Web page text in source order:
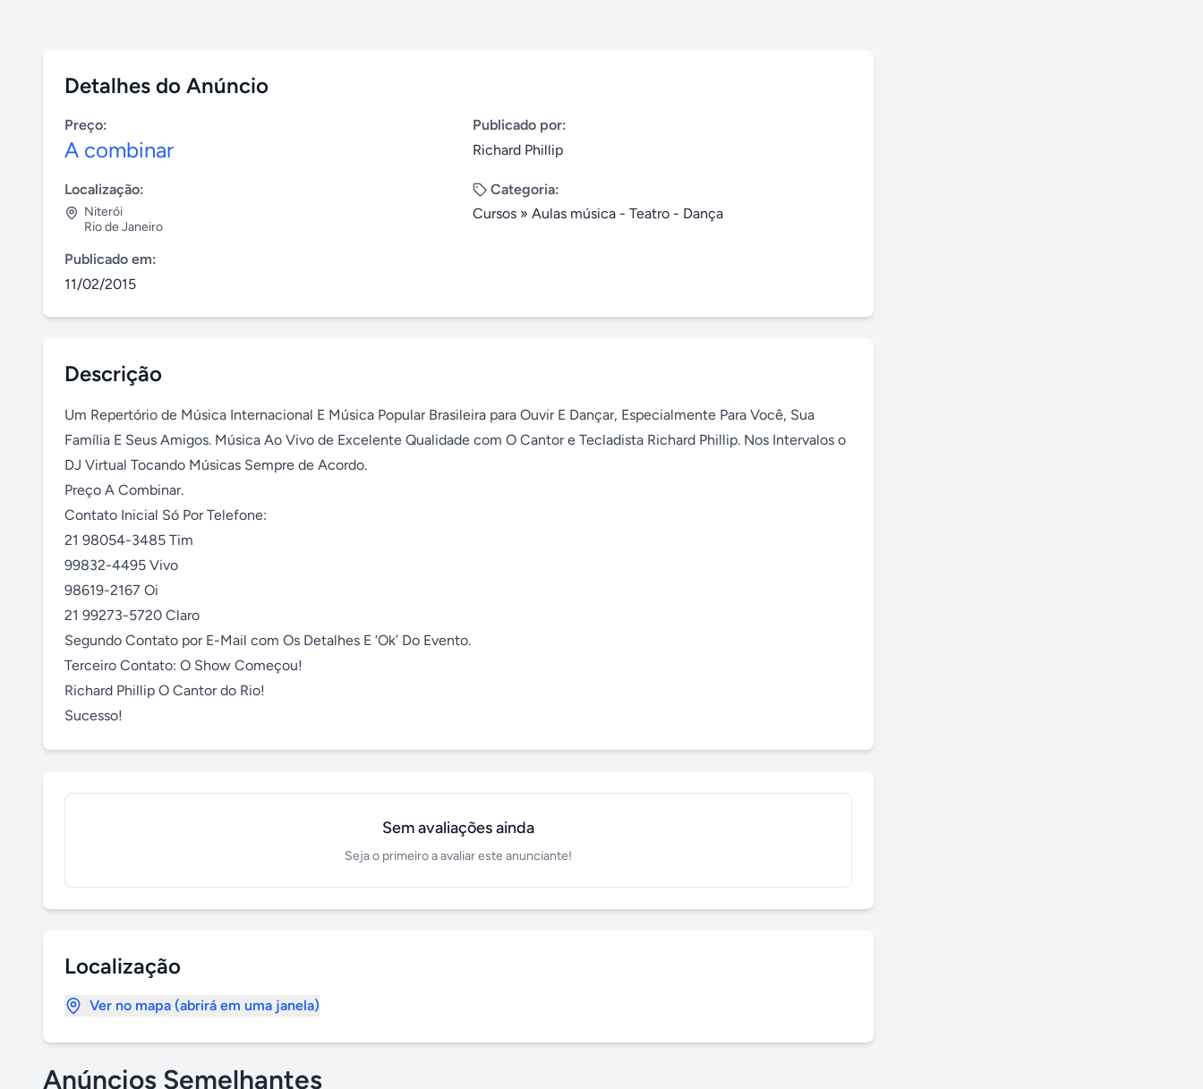
Detalhes do Anúncio
Preço:
A combinar
Publicado por:
Richard Phillip
Localização:
Niterói
Rio de Janeiro
Categoria:
Cursos » Aulas música - Teatro - Dança
Publicado em:
11/02/2015
Descrição
Um Repertório de Música Internacional E Música Popular Brasileira para Ouvir E Dançar, Especialmente Para Você, Sua
Família E Seus Amigos. Música Ao Vivo de Excelente Qualidade com O Cantor e Tecladista Richard Phillip. Nos Intervalos o
DJ Virtual Tocando Músicas Sempre de Acordo.
Preço A Combinar.
Contato Inicial Só Por Telefone:
21 98054-3485 Tim
99832-4495 Vivo
98619-2167 Oi
21 99273-5720 Claro
Segundo Contato por E-Mail com Os Detalhes E ‘Ok’ Do Evento.
Terceiro Contato: O Show Começou!
Richard Phillip O Cantor do Rio!
Sucesso!
Sem avaliações ainda
Seja o primeiro a avaliar este anunciante!
Localização
Ver no mapa (abrirá em uma janela)
Anúncios Semelhantes